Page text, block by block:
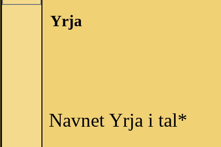
Yrja
Navnet Yrja i tal*